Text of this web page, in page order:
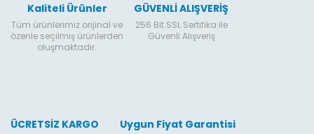
Kaliteli Ürünler
Tüm ürünlerimiz orijinal ve
özenle seçilmiş ürünlerden
oluşmaktadır.
GÜVENLİ ALIŞVERİŞ
256 Bit SSL Sertifika ile
Güvenli Alışveriş
ÜCRETSİZ KARGO Uygun Fiyat Garantisi